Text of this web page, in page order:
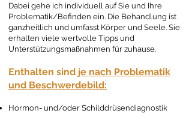
Dabei gehe ich individuell auf Sie und Ihre
Problematik/Befinden ein. Die Behandlung ist
ganzheitlich und umfasst Körper und Seele. Sie
erhalten viele wertvolle Tipps und
Unterstützungsmaßnahmen für zuhause.
Enthalten sind je nach Problematik
und Beschwerdebild:
Hormon- und/oder Schilddrüsendiagnostik